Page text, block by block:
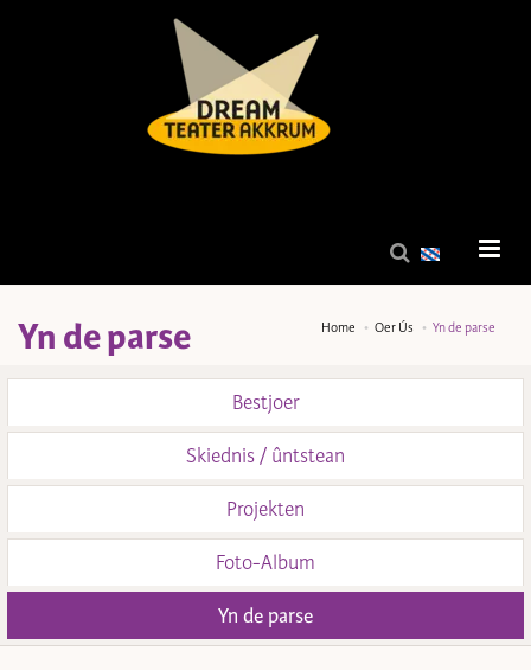
Home Oer Ús Yn de parse
Yn de parse
Bestjoer
Skiednis / ûntstean
Projekten
Foto-Album
Yn de parse